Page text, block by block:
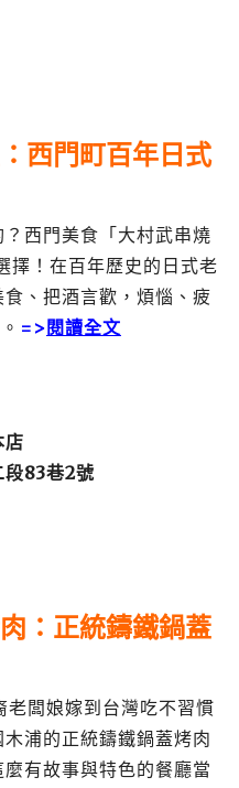
西門町百年日式
西門美食「大村武串燒
！在百年歷史的日式老
、把酒言歡，煩惱、疲
=>閱讀全文
店
段83巷2號
： 正統鑄鐵鍋蓋
老闆娘嫁到台灣吃不習慣
浦的正統鑄鐵鍋蓋烤肉
有故事與特色的餐廳當